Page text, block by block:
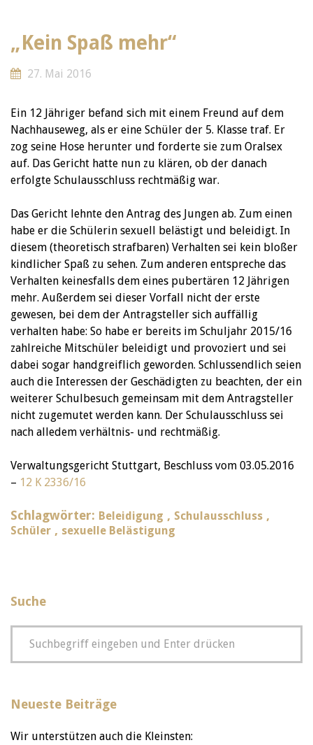
„Kein Spaß mehr“
27. Mai 2016
Ein 12 Jähriger befand sich mit einem Freund auf dem
Nachhauseweg, als er eine Schüler der 5. Klasse traf. Er
zog seine Hose herunter und forderte sie zum Oralsex
auf. Das Gericht hatte nun zu klären, ob der danach
erfolgte Schulausschluss rechtmäßig war.
Das Gericht lehnte den Antrag des Jungen ab. Zum einen
habe er die Schülerin sexuell belästigt und beleidigt. In
diesem (theoretisch strafbaren) Verhalten sei kein bloßer
kindlicher Spaß zu sehen. Zum anderen entspreche das
Verhalten keinesfalls dem eines pubertären 12 Jährigen
mehr. Außerdem sei dieser Vorfall nicht der erste
gewesen, bei dem der Antragsteller sich auffällig
verhalten habe: So habe er bereits im Schuljahr 2015/16
zahlreiche Mitschüler beleidigt und provoziert und sei
dabei sogar handgreiflich geworden. Schlussendlich seien
auch die Interessen der Geschädigten zu beachten, der ein
weiterer Schulbesuch gemeinsam mit dem Antragsteller
nicht zugemutet werden kann. Der Schulausschluss sei
nach alledem verhältnis- und rechtmäßig.
Verwaltungsgericht Stuttgart, Beschluss vom 03.05.2016
– 12 K 2336/16
Schlagwörter: Beleidigung , Schulausschluss ,
Schüler , sexuelle Belästigung
Suche
Neueste Beiträge
Wir unterstützen auch die Kleinsten: